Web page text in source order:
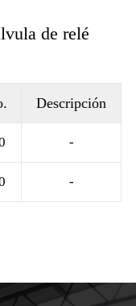
de relé
Descripción
-
-